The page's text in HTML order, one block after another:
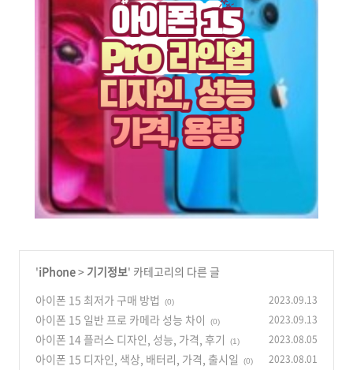
'iPhone> 기기정보' 카테고리의 다른 글
아이폰 15 최저가 구매 방법
(0) 2023.09.13
아이폰 15 일반 프로 카메라 성능 차이 (0) 2023.09.13
아이폰 14 플러스 디자인, 성능, 가격, 후기 (1) 2023.08.05
아이폰 15 디자인, 색상, 배터리, 가격, 출시일 (0) 2023.08.01